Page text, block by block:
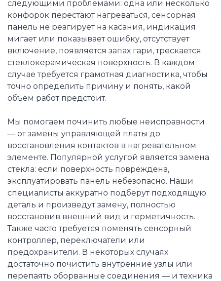
следующими проблемами: одна или несколько
конфорок перестают нагреваться, сенсорная
панель не реагирует на касания, индикация
мигает или показывает ошибку, отсутствует
включение, появляется запах гари, трескается
стеклокерамическая поверхность. В каждом
случае требуется грамотная диагностика, чтобы
точно определить причину и понять, какой
объём работ предстоит.
Мы помогаем починить любые неисправности
— от замены управляющей платы до
восстановления контактов в нагревательном
элементе. Популярной услугой является замена
стекла: если поверхность повреждена,
эксплуатировать панель небезопасно. Наши
специалисты аккуратно подберут подходящую
деталь и произведут замену, полностью
восстановив внешний вид и герметичность.
Также часто требуется поменять сенсорный
контроллер, переключатели или
предохранители. В некоторых случаях
достаточно почистить внутренние узлы или
перепаять оборванные соединения — и техника